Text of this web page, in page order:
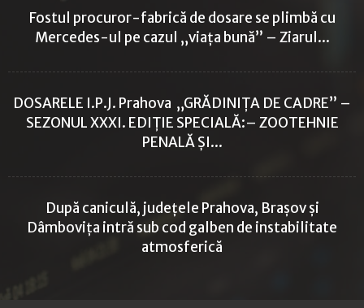
Fostul procuror-fabrică de dosare se plimbă cu
Mercedes-ul pe cazul „viața bună” – Ziarul...
DOSARELE I.P.J. Prahova „GRĂDINIȚA DE CADRE” –
SEZONUL XXXI. EDIȚIE SPECIALĂ:– ZOOTEHNIE
PENALĂ ȘI...
După caniculă, județele Prahova, Brașov și
Dâmbovița intră sub cod galben de instabilitate
atmosferică